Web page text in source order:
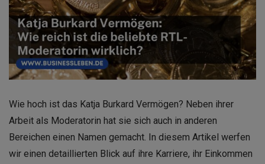
Wie hoch ist das Katja Burkard Vermögen? Neben ihrer
Arbeit als Moderatorin hat sie sich auch in anderen
Bereichen einen Namen gemacht. In diesem Artikel werfen
wir einen detaillierten Blick auf ihre Karriere, ihr Einkommen